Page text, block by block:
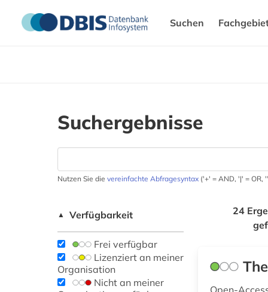
Suchen
Suchergebnisse
Nutzen Sie die vereinfachte Abfragesyntax ('+' = AND, '|' = OR,
▲ Verfügbarkeit
Frei verfügbar
Lizenziert an meiner
Organisation
Nicht an meiner
24
Open-